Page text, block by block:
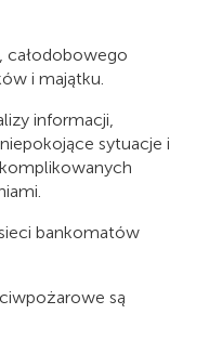
całodobowego
i majątku.
informacji,
sytuacje i
bankomatów
są